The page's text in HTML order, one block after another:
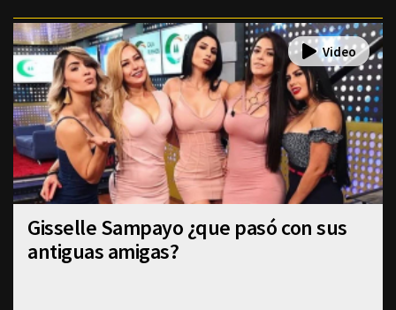
Gisselle Sampayo ¿que pasó con sus
antiguas amigas?